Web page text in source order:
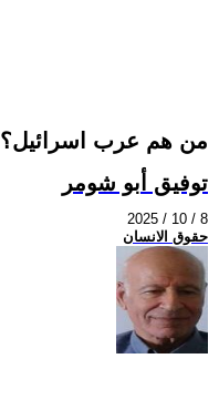
من هم عرب اسرائيل؟
توفيق أبو شومر
2025 / 10 / 8
حقوق الانسان